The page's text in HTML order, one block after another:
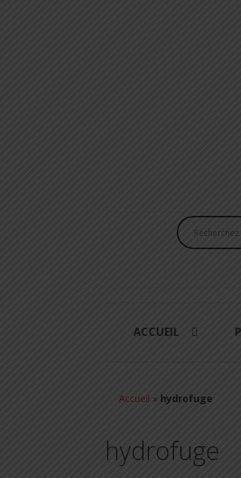
ACCUEIL
Accueil » hydrofuge
hydrofuge